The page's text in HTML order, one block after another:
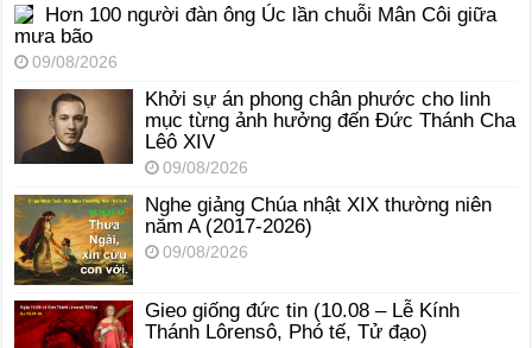
Hơn 100 người đàn ông Úc lần chuỗi Mân Côi giữa
mưa bão
09/08/2026
Khởi sự án phong chân phước cho linh
mục từng ảnh hưởng đến Đức Thánh Cha
Lêô XIV
09/08/2026
Nghe giảng Chúa nhật XIX thường niên
năm A (2017-2026)
09/08/2026
Gieo giống đức tin (10.08 – Lễ Kính
Thánh Lôrensô, Phó tế, Tử đạo)